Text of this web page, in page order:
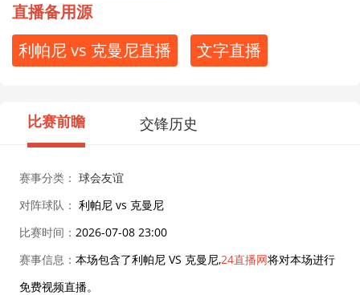
直播备用源
利帕尼 vs 克曼尼直播
文字直播
比赛前瞻 交锋历史
赛事分类： 球会友谊
对阵球队： 利帕尼 vs 克曼尼
比赛时间： 2026-07-08 23:00
赛事信息： 本场包含了利帕尼 VS 克曼尼,24直播网将对本场进行
免费视频直播。